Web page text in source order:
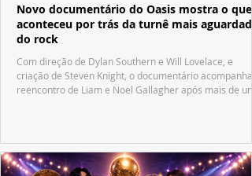
Novo documentário do Oasis mostra o que
aconteceu por trás da turnê mais aguardada
do rock
Com direção de Dylan Southern e Will Lovelace, e
criação de Steven Knight, o documentário acompanha
reencontro de Liam e Noel Gallagher após mais de